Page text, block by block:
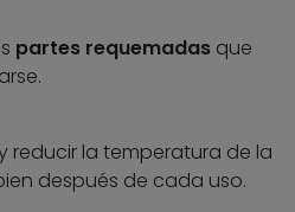
partes requemadas que
reducir la temperatura de la
después de cada uso.